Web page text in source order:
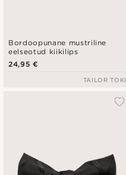
Bordoopunane mustriline
eelseotud kiikilips
24,95 €
TAILOR TOKI